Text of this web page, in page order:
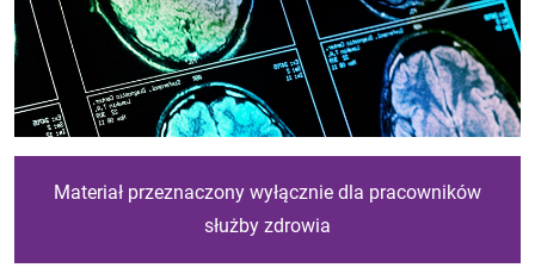
Materiał przeznaczony wyłącznie dla pracowników
służby zdrowia